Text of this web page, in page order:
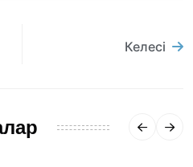
Келесі